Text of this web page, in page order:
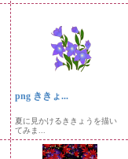
png ききょ...
夏に見かけるききょうを描い
てみま...